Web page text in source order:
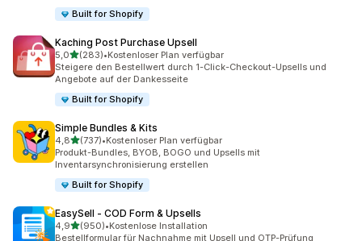
Built for Shopify
Kaching Post Purchase Upsell
5,0von 5 Sternen
(283)
283 Rezensionen insgesamt
•Kostenloser Plan verfügbar
Steigere den Bestellwert durch 1-Click-Checkout-Upsells und
Angebote auf der Dankesseite
Built for Shopify
Simple Bundles & Kits
4,8von 5 Sternen
(737)
737 Rezensionen insgesamt
•Kostenloser Plan verfügbar
Produkt-Bundles, BYOB, BOGO und Upsells mit
Inventarsynchronisierung erstellen
Built for Shopify
EasySell ‑ COD Form & Upsells
4,9von 5 Sternen
(950)
950 Rezensionen insgesamt
•Kostenlose Installation
Bestellformular für Nachnahme mit Upsell und OTP-Prüfung